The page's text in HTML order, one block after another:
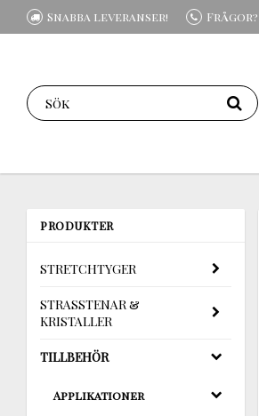
Snabba leveranser! Frågor?
PRODUKTER
STRETCHTYGER
STRASSTENAR &
KRISTALLER
TILLBEHÖR
Applikationer